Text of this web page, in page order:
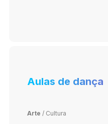
Aulas de dança
Arte / Cultura